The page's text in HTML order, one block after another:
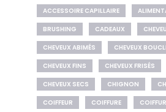
ACCESSOIRE CAPILLAIRE
BRUSHING
CADEAUX
CHEVEUX ABIMÉS
CHEVEUX
CHEVEUX FINS
CHEVEUX FRISÉS
CHEVEUX SECS
CHIGNON
COIFFEUR
COIFFURE